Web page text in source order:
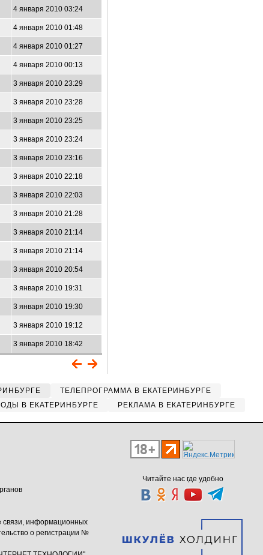
4 января 2010 03:24
4 января 2010 01:48
4 января 2010 01:27
4 января 2010 00:13
3 января 2010 23:29
3 января 2010 23:28
3 января 2010 23:25
3 января 2010 23:24
3 января 2010 23:16
3 января 2010 22:18
3 января 2010 22:03
3 января 2010 21:28
3 января 2010 21:14
3 января 2010 21:14
3 января 2010 20:54
3 января 2010 19:31
3 января 2010 19:30
3 января 2010 19:12
3 января 2010 18:42
ТЕЛЕПРОГРАММА В ЕКАТЕРИНБУРГЕ
В ЕКАТЕРИНБУРГЕ РЕКЛАМА В ЕКАТЕРИНБУРГЕ
Читайте нас где удобно
связи, информационных
о регистрации №